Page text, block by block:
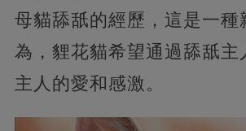
母貓舔舐的經歷，這是一種
為，貍花貓希望通過舔舐主
主人的愛和感激。